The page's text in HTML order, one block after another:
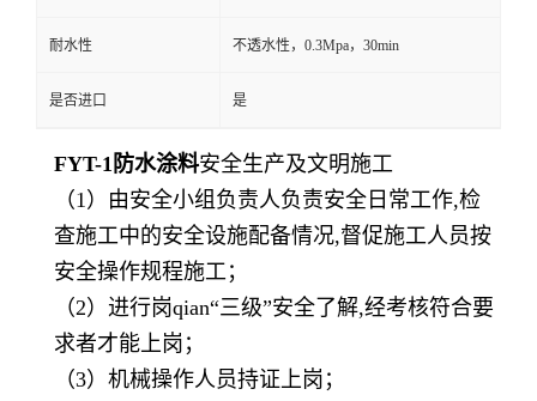
耐水性 不透水性，0.3Mpa，30min
是否进口 是
FYT-1防水涂料安全生产及文明施工
（1）由安全小组负责人负责安全日常工作,检
查施工中的安全设施配备情况,督促施工人员按
安全操作规程施工；
（2）进行岗qian“三级”安全了解,经考核符合要
求者才能上岗；
（3）机械操作人员持证上岗；